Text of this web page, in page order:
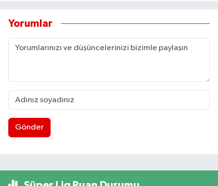
Yorumlar
Gönder